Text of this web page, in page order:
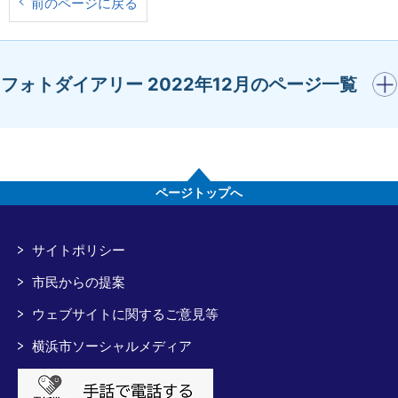
フォトダイアリー 2022年12月のページ一覧
開く
ページトップへ
サイトポリシー
市民からの提案
ウェブサイトに関するご意見等
横浜市ソーシャルメディア